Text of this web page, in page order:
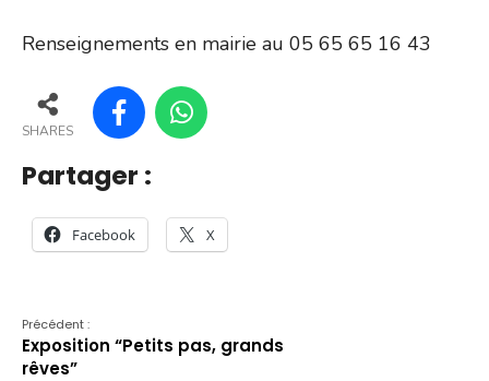
Renseignements en mairie au 05 65 65 16 43
SHARES
Partager :
Facebook X
Précédent :
Exposition “Petits pas, grands
rêves”